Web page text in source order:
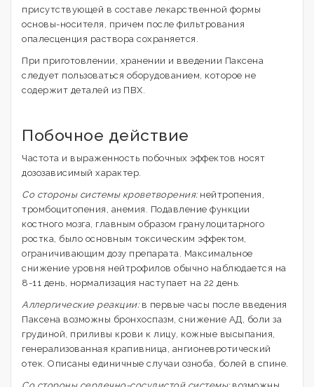
присутствующей в составе лекарственной формы
основы-носителя, причем после фильтрования
опалесценция раствора сохраняется.
При приготовлении, хранении и введении Паксена
следует пользоваться оборудованием, которое не
содержит деталей из ПВХ.
Побочное действие
Частота и выраженность побочных эффектов носят
дозозависимый характер.
Со стороны системы кроветворения:нейтропения,
тромбоцитопения, анемия. Подавление функции
костного мозга, главным образом гранулоцитарного
ростка, было основным токсическим эффектом,
ограничивающим дозу препарата. Максимальное
снижение уровня нейтрофилов обычно наблюдается на
8-11 день, нормализация наступает на 22 день.
Аллергические реакции:в первые часы после введения
Паксена возможны бронхоспазм, снижение АД, боли за
грудиной, приливы крови к лицу, кожные высыпания,
генерализованная крапивница, ангионевротический
отек. Описаны единичные случаи озноба, болей в спине.